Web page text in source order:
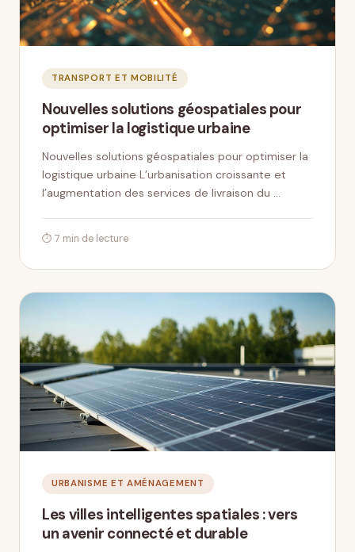
TRANSPORT ET MOBILITÉ
Nouvelles solutions géospatiales pour
optimiser la logistique urbaine
Nouvelles solutions géospatiales pour optimiser la
logistique urbaine L’urbanisation croissante et
l’augmentation des services de livraison du …
⏱ 7 min de lecture
URBANISME ET AMÉNAGEMENT
Les villes intelligentes spatiales : vers
un avenir connecté et durable